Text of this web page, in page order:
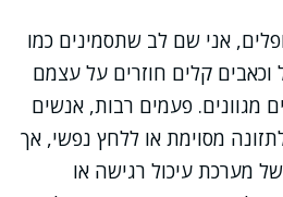
אני שם לב שתסמינים כמו
וכאבים קלים חוזרים על עצמם
מגוונים. פעמים רבות, אנשים
מסוימת או ללחץ נפשי, אך
מערכת עיכול רגישה או